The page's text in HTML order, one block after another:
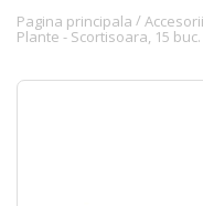
Pagina principala /Accesorii
Plante - Scortisoara, 15 buc.